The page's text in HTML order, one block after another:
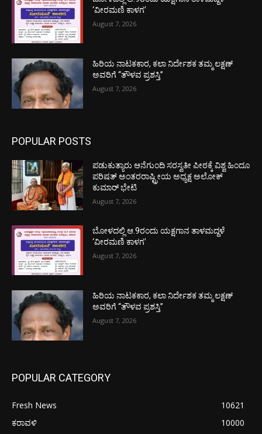
‘ವೀರಮಣಿ ಕಾಳಗ’
August 7, 2026
ಹಿರಿಯ ನಾಟಕಕಾರ, ಕಲಾ ನಿರ್ದೇಶಕ ತಮ್ಮ ಲಕ್ಷಣ್
ಅವರಿಗೆ “ತೌಳವ ಪ್ರಶಸ್ತಿ”
August 7, 2026
POPULAR POSTS
ಪಡುಕುತ್ಯಾರು ಆನೆಗುಂದಿ ಸರಸ್ವತೀ ಪೀಠಕ್ಕೆ ವಿಶ್ವ ಹಿಂದೂ
ಪರಿಷತ್ ಅಂತರರಾಷ್ಟ್ರೀಯ ಅಧ್ಯಕ್ಷ ಅಲೋಕ್
ಕುಮಾರ್ ಭೇಟಿ
August 7, 2026
ಬೋಳದಲ್ಲಿ ಆ.9ರಂದು ಯಕ್ಷಗಾನ ತಾಳಮದ್ದಳೆ
‘ವೀರಮಣಿ ಕಾಳಗ’
August 7, 2026
ಹಿರಿಯ ನಾಟಕಕಾರ, ಕಲಾ ನಿರ್ದೇಶಕ ತಮ್ಮ ಲಕ್ಷಣ್
ಅವರಿಗೆ “ತೌಳವ ಪ್ರಶಸ್ತಿ”
August 7, 2026
POPULAR CATEGORY
Fresh News
10621
ಕರಾವಳಿ
10000